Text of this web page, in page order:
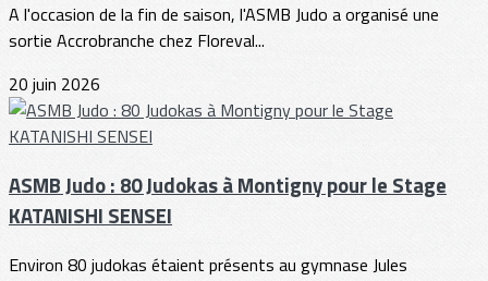
A l'occasion de la fin de saison, l'ASMB Judo a organisé une
sortie Accrobranche chez Floreval...
20 juin 2026
ASMB Judo : 80 Judokas à Montigny pour le Stage
KATANISHI SENSEI
Environ 80 judokas étaient présents au gymnase Jules